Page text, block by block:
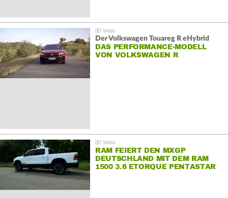
Der Volkswagen Touareg R eHybrid
DAS PERFORMANCE-MODELL
VON VOLKSWAGEN R
RAM FEIERT DEN MXGP
DEUTSCHLAND MIT DEM RAM
1500 3.6 ETORQUE PENTASTAR